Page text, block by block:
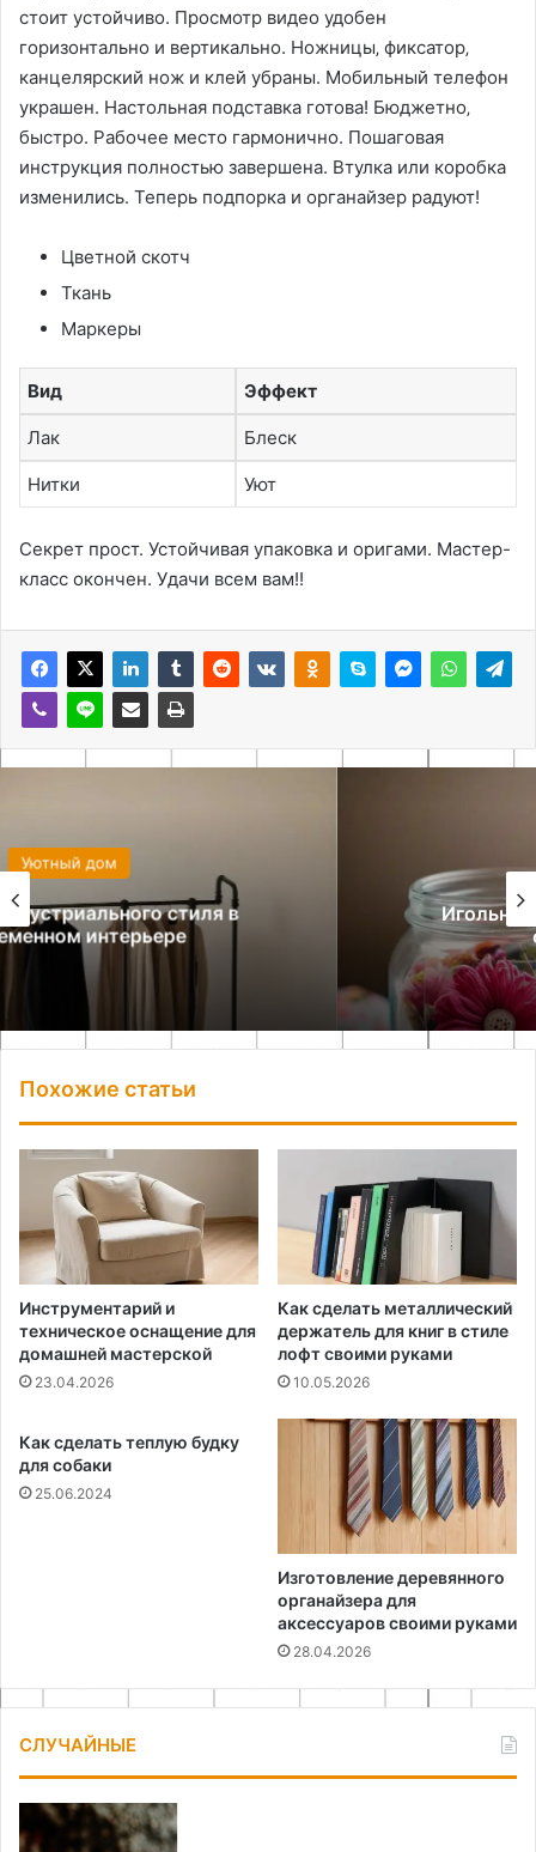
стоит устойчиво. Просмотр видео удобен
горизонтально и вертикально. Ножницы‚ фиксатор‚
канцелярский нож и клей убраны. Мобильный телефон
украшен. Настольная подставка готова! Бюджетно‚
быстро. Рабочее место гармонично. Пошаговая
инструкция полностью завершена. Втулка или коробка
изменились. Теперь подпорка и органайзер радуют!
Цветной скотч
Ткань
Маркеры
Вид Эффект
Лак Блеск
Нитки Уют
Секрет прост. Устойчивая упаковка и оригами. Мастер-
класс окончен. Удачи всем вам!!
Игольница из стеклянной баночки
своими руками
Похожие статьи
Инструментарий и
техническое оснащение для
домашней мастерской
23.04.2026
Как сделать металлический
держатель для книг в стиле
лофт своими руками
10.05.2026
Как сделать теплую будку
для собаки
25.06.2024
Изготовление деревянного
органайзера для
аксессуаров своими руками
28.04.2026
СЛУЧАЙНЫЕ
Куда
деть